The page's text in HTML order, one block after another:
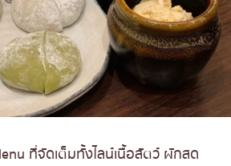
ที่จัดเต็มทั้งไลน์เนื้อสัตว์ ผักสด